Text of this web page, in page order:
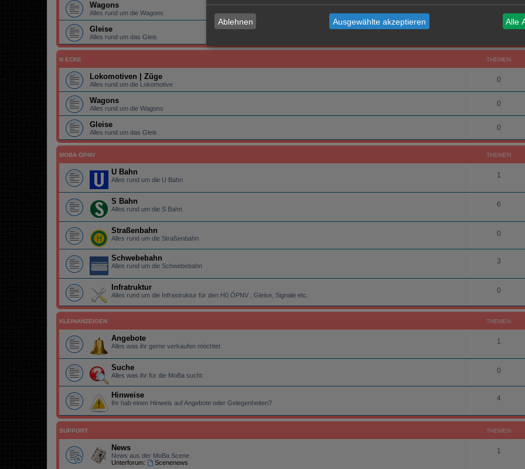
Wagons
Alles rund um die Wagons
Gleise
Alles rund um das Gleis
N ECKE THEMEN
Lokomotiven | Züge
Alles rund um die Lokomotive
0
Wagons
Alles rund um die Wagons
0
Gleise
Alles rund um das Gleis
0
MOBA ÖPNV THEMEN
U Bahn
Alles rund um die U Bahn
1
S Bahn
Alles rund um die S Bahn
6
Straßenbahn
Alles rund um die Straßenbahn
0
Schwebebahn
Alles rund um die Schwebebahn
3
Infratruktur
Alles rund um die Infrastruktur für den H0 ÖPNV , Gleise, Signale etc.
0
KLEINANZEIGEN THEMEN
Angebote
Alles was ihr gerne verkaufen möchtet
1
Suche
Alles was ihr für die MoBa sucht
0
Hinweise
Ihr hab einen Hinweis auf Angebote oder Gelegenheiten?
4
SUPPORT THEMEN
News
News aus der MoBa Scene
Unterforum:
Scenenews
1
Ablehnen Ausgewählte akzeptieren Alle